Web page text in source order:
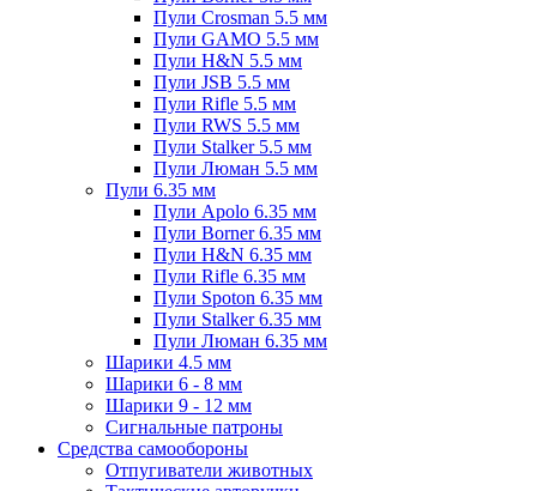
Пули Crosman 5.5 мм
Пули GAMO 5.5 мм
Пули H&N 5.5 мм
Пули JSB 5.5 мм
Пули Rifle 5.5 мм
Пули RWS 5.5 мм
Пули Stalker 5.5 мм
Пули Люман 5.5 мм
Пули 6.35 мм
Пули Apolo 6.35 мм
Пули Borner 6.35 мм
Пули H&N 6.35 мм
Пули Rifle 6.35 мм
Пули Spoton 6.35 мм
Пули Stalker 6.35 мм
Пули Люман 6.35 мм
Шарики 4.5 мм
Шарики 6 - 8 мм
Шарики 9 - 12 мм
Сигнальные патроны
Средства самообороны
Отпугиватели животных